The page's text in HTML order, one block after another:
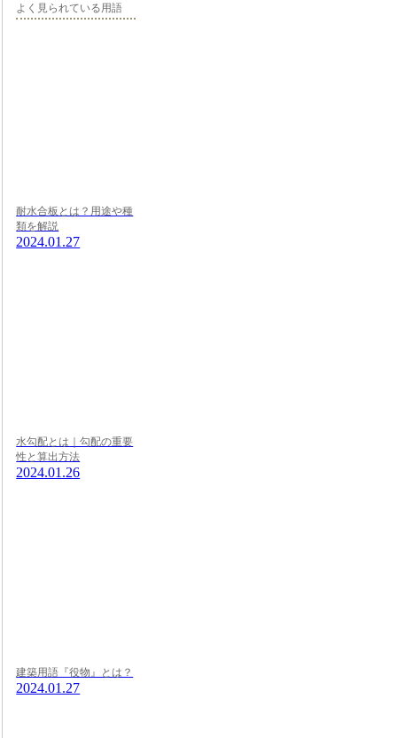
よく見られている用語
耐水合板とは？用途や種
類を解説
2024.01.27
水勾配とは｜勾配の重要
性と算出方法
2024.01.26
建築用語『役物』とは？
2024.01.27